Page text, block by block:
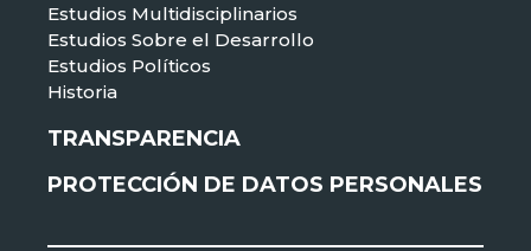
Estudios Multidisciplinarios
Estudios Sobre el Desarrollo
Estudios Políticos
Historia
TRANSPARENCIA
PROTECCIÓN DE DATOS PERSONALES